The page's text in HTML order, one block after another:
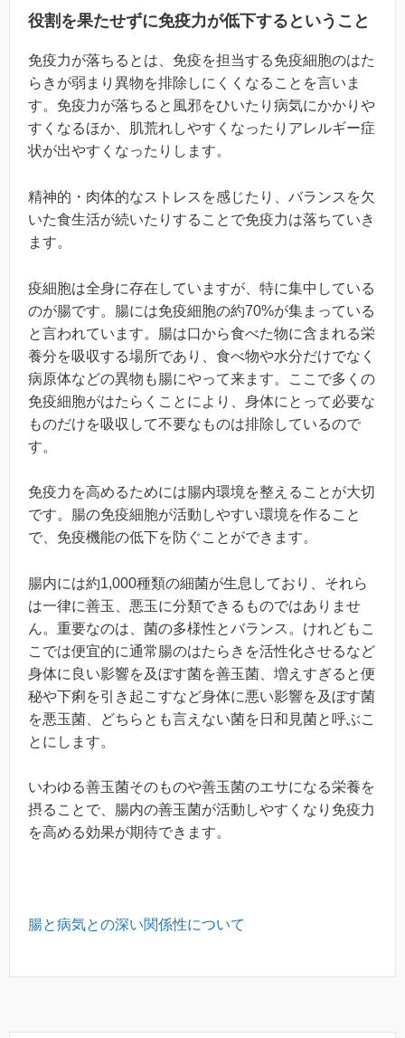
役割を果たせずに免疫力が低下するということ
免疫力が落ちるとは、免疫を担当する免疫細胞のはた
らきが弱まり異物を排除しにくくなることを言いま
す。免疫力が落ちると風邪をひいたり病気にかかりや
すくなるほか、肌荒れしやすくなったりアレルギー症
状が出やすくなったりします。
精神的・肉体的なストレスを感じたり、バランスを欠
いた食生活が続いたりすることで免疫力は落ちていき
ます。
疫細胞は全身に存在していますが、特に集中している
のが腸です。腸には免疫細胞の約70%が集まっている
と言われています。腸は口から食べた物に含まれる栄
養分を吸収する場所であり、食べ物や水分だけでなく
病原体などの異物も腸にやって来ます。ここで多くの
免疫細胞がはたらくことにより、身体にとって必要な
ものだけを吸収して不要なものは排除しているので
す。
免疫力を高めるためには腸内環境を整えることが大切
です。腸の免疫細胞が活動しやすい環境を作ること
で、免疫機能の低下を防ぐことができます。
腸内には約1,000種類の細菌が生息しており、それら
は一律に善玉、悪玉に分類できるものではありませ
ん。重要なのは、菌の多様性とバランス。けれどもこ
こでは便宜的に通常腸のはたらきを活性化させるなど
身体に良い影響を及ぼす菌を善玉菌、増えすぎると便
秘や下痢を引き起こすなど身体に悪い影響を及ぼす菌
を悪玉菌、どちらとも言えない菌を日和見菌と呼ぶこ
とにします。
いわゆる善玉菌そのものや善玉菌のエサになる栄養を
摂ることで、腸内の善玉菌が活動しやすくなり免疫力
を高める効果が期待できます。
腸と病気との深い関係性について